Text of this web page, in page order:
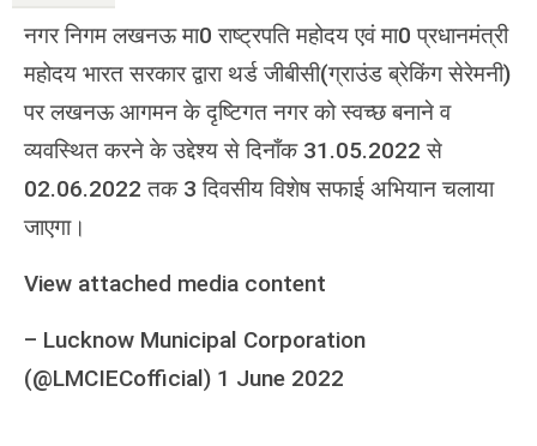
नगर निगम लखनऊ मा0 राष्ट्रपति महोदय एवं मा0 प्रधानमंत्री
महोदय भारत सरकार द्वारा थर्ड जीबीसी(ग्राउंड ब्रेकिंग सेरेमनी)
पर लखनऊ आगमन के दृष्टिगत नगर को स्वच्छ बनाने व
व्यवस्थित करने के उद्देश्य से दिनाँक 31.05.2022 से
02.06.2022 तक 3 दिवसीय विशेष सफाई अभियान चलाया
जाएगा।
View attached media content
– Lucknow Municipal Corporation
(@LMCIECofficial) 1 June 2022